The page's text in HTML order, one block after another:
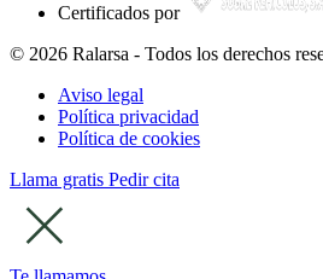
Certificados por
© 2026 Ralarsa - Todos los derechos
Aviso legal
Política privacidad
Política de cookies
Llama gratis Pedir cita